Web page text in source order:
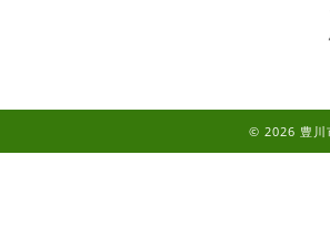
© 2026 豊川